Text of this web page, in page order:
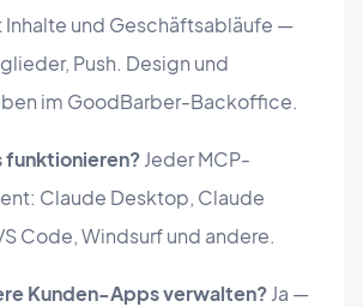
Inhalte und Geschäftsabläufe —
Push. Design und
im GoodBarber-Backoffice.
funktionieren?Jeder MCP-
Claude Desktop, Claude
Code, Windsurf und andere.
Kunden-Apps verwalten?Ja —